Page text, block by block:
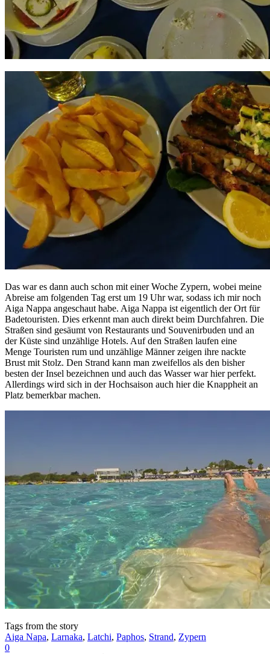
Das war es dann auch schon mit einer Woche Zypern, wobei meine
Abreise am folgenden Tag erst um 19 Uhr war, sodass ich mir noch
Aiga Nappa angeschaut habe. Aiga Nappa ist eigentlich der Ort für
Badetouristen. Dies erkennt man auch direkt beim Durchfahren. Die
Straßen sind gesäumt von Restaurants und Souvenirbuden und an
der Küste sind unzählige Hotels. Auf den Straßen laufen eine
Menge Touristen rum und unzählige Männer zeigen ihre nackte
Brust mit Stolz. Den Strand kann man zweifellos als den bisher
besten der Insel bezeichnen und auch das Wasser war hier perfekt.
Allerdings wird sich in der Hochsaison auch hier die Knappheit an
Platz bemerkbar machen.
Tags from the story
Aiga Napa, Larnaka, Latchi, Paphos, Strand, Zypern
0